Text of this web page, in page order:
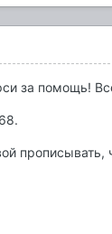
за помощь!
прописывать,